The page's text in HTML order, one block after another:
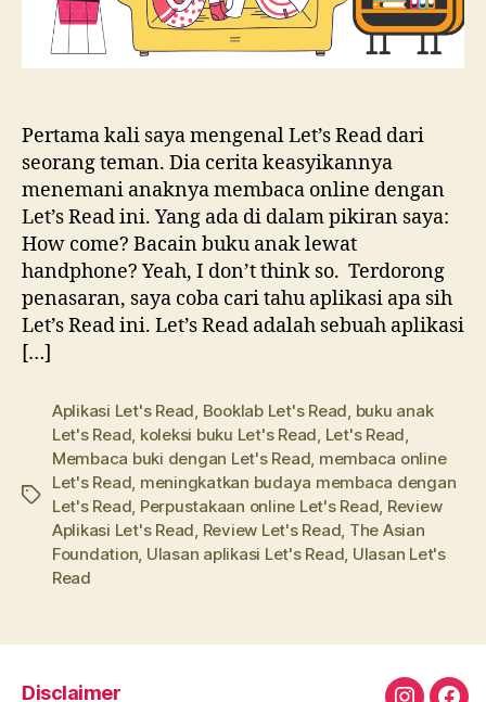
Pertama kali saya mengenal Let’s Read dari
seorang teman. Dia cerita keasyikannya
menemani anaknya membaca online dengan
Let’s Read ini. Yang ada di dalam pikiran saya:
How come? Bacain buku anak lewat
handphone? Yeah, I don’t think so. Terdorong
penasaran, saya coba cari tahu aplikasi apa sih
Let’s Read ini. Let’s Read adalah sebuah aplikasi
[…]
Tags
Aplikasi Let's Read, Booklab Let's Read, buku anak
Let's Read, koleksi buku Let's Read, Let's Read,
Membaca buki dengan Let's Read, membaca online
Let's Read, meningkatkan budaya membaca dengan
Let's Read, Perpustakaan online Let's Read, Review
Aplikasi Let's Read, Review Let's Read, The Asian
Foundation, Ulasan aplikasi Let's Read, Ulasan Let's
Read
Disclaimer